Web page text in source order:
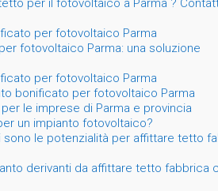
per il fotovoltaico a Parma ?
per fotovoltaico Parma
fotovoltaico Parma: una soluzione
per fotovoltaico Parma
bonificato per fotovoltaico Parma
le imprese di Parma e provincia
un impianto fotovoltaico?
le potenzialità per affittare tetto
derivanti da affittare tetto fabbrica